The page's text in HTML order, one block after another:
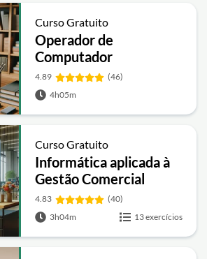
Curso Gratuito
Operador de
Computador
4.89
(46)
4h05m
Curso Gratuito
Informática aplicada à
Gestão Comercial
4.83
(40)
3h04m
13 exercícios